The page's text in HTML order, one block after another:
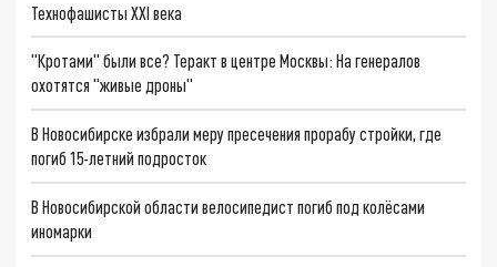
Технофашисты XXI века
"Кротами" были все? Теракт в центре Москвы: На генералов
охотятся "живые дроны"
В Новосибирске избрали меру пресечения прорабу стройки, где
погиб 15-летний подросток
В Новосибирской области велосипедист погиб под колёсами
иномарки